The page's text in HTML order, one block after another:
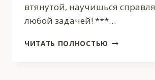
втянутой, научишься
любой задачей! ***…
ЧИТАТЬ ПОЛНОСТЬЮ СЕРДЦЕ